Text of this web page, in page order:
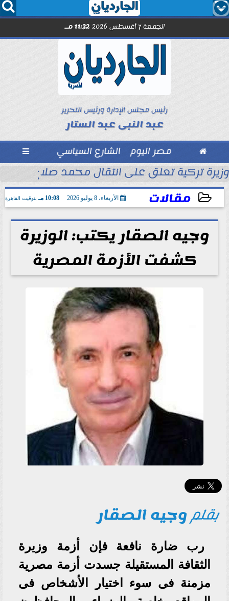
  
الجمعة 7 أغسطس 2026 11:32 مـ
رئيس مجلس الإدارة ورئيس التحرير
عبد النبى عبد الستار
 مصر اليوم الشارع السياسي 
الرئيس التشادي
وزيرة تركية تعلق على انتقال محمد صلاح إلى
مقالات الأربعاء، 8 يوليو 2026 10:08 مـ بتوقيت القاهرة
2026-07-08 22:08:00
وجيه الصقار يكتب: الوزيرة
كشفت الأزمة المصرية
بقلموجيه الصقار
رب ضارة نافعة فإن أزمة وزيرة
الثقافة المستقيلة جسدت أزمة مصرية
مزمنة فى سوء اختيار الأشخاص فى